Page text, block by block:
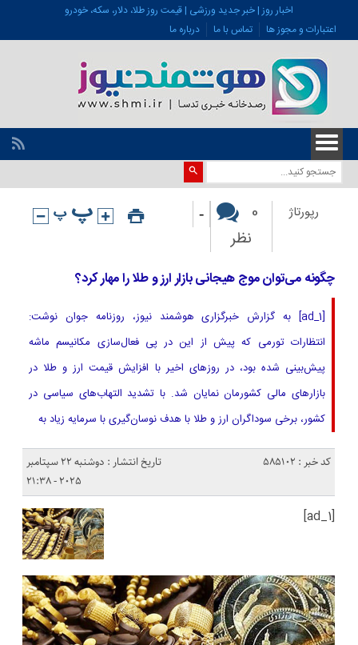
اخبار روز | خبر جدید ورزشی | قیمت روز طلا، دلار، سکه، خودرو
اعتبارات و مجوز ها
تماس با ما درباره ما
رپورتاژ
0
نظر
-
چگونه می‌توان موج هیجانی بازار ارز و طلا را مهار کرد؟
[ad_1] به گزارش خبرگزاری هوشمند نیوز، روزنامه جوان نوشت:
انتظارات تورمی که پیش از این در پی فعال‌سازی مکانیسم ماشه
پیش‌بینی شده بود، در روزهای اخیر با افزایش قیمت ارز و طلا در
بازارهای مالی کشورمان نمایان شد. با تشدید التهاب‌های سیاسی در
کشور، برخی سوداگران ارز و طلا با هدف نوسان‌گیری با سرمایه زیاد به
کد خبر : 585102
تاریخ انتشار : دوشنبه 22 سپتامبر
2025 - 21:38
[ad_1]